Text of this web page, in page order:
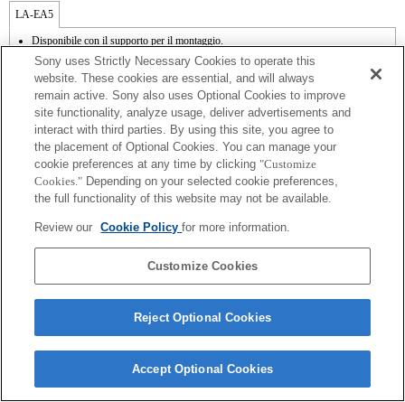
LA-EA5
Disponibile con il supporto per il montaggio.
SteadyShot non supportata.
Durante le riprese video, è possibile registrare il rumore di funzionamento
dell'obiettivo, ad esempio quando si fa zoom o si mette a fuoco.
La regolazione automatica del diaframma non è disponibile in modalità Video.
La modifica del diaframma durante la registrazione può generare del rumore o
rendere lo schermo più luminoso durante l'uso.
Contact Us
Copyright 2026 Sony Corporation
Sony uses Strictly Necessary Cookies to operate this
website. These cookies are essential, and will always
remain active. Sony also uses Optional Cookies to improve
site functionality, analyze usage, deliver advertisements and
interact with third parties. By using this site, you agree to
the placement of Optional Cookies. You can manage your
cookie preferences at any time by clicking "Customize
Cookies." Depending on your selected cookie preferences,
the full functionality of this website may not be available.
Review our Cookie Policyfor more information.
Customize Cookies
Reject Optional Cookies
Accept Optional Cookies